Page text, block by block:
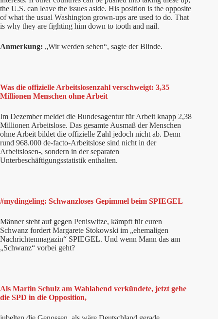
the U.S. can leave the issues aside. His position is the opposite
of what the usual Washington grown-ups are used to do. That
is why they are fighting him down to tooth and nail.
Anmerkung: „Wir werden sehen“, sagte der Blinde.
Was die offizielle Arbeitslosenzahl verschweigt: 3,35
Millionen Menschen ohne Arbeit
Im Dezember meldet die Bundesagentur für Arbeit knapp 2,38
Millionen Arbeitslose. Das gesamte Ausmaß der Menschen
ohne Arbeit bildet die offizielle Zahl jedoch nicht ab. Denn
rund 968.000 de-facto-Arbeitslose sind nicht in der
Arbeitslosen-, sondern in der separaten
Unterbeschäftigungsstatistik enthalten.
#mydingeling: Schwanzloses Gepimmel beim SPIEGEL
Männer steht auf gegen Peniswitze, kämpft für euren
Schwanz fordert Margarete Stokowski im „ehemaligen
Nachrichtenmagazin“ SPIEGEL. Und wenn Mann das am
„Schwanz“ vorbei geht?
Als Martin Schulz am Wahlabend verkündete, jetzt gehe
die SPD in die Opposition,